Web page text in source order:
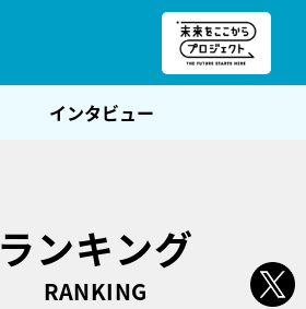
インタビュー
ランキング
RANKING